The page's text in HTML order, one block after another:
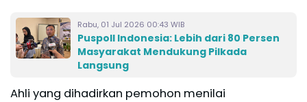
Rabu, 01 Jul 2026 00:43 WIB
Puspoll Indonesia: Lebih dari 80 Persen
Masyarakat Mendukung Pilkada
Langsung
Ahli yang dihadirkan pemohon menilai